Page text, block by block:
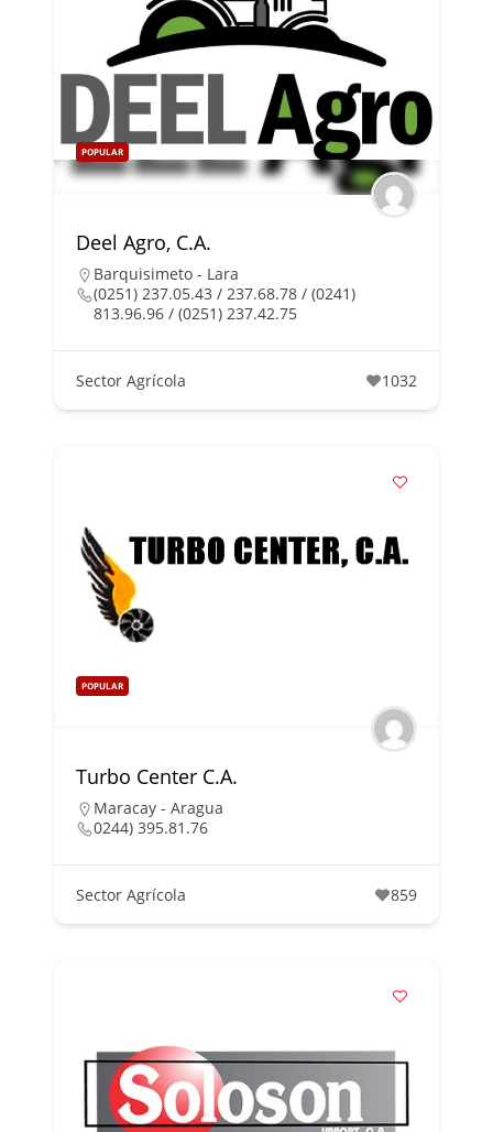
POPULAR
Deel Agro, C.A.
Barquisimeto - Lara
(0251) 237.05.43 / 237.68.78 / (0241)
813.96.96 / (0251) 237.42.75
Sector Agrícola 1032
POPULAR
Turbo Center C.A.
Maracay - Aragua
0244) 395.81.76
Sector Agrícola 859